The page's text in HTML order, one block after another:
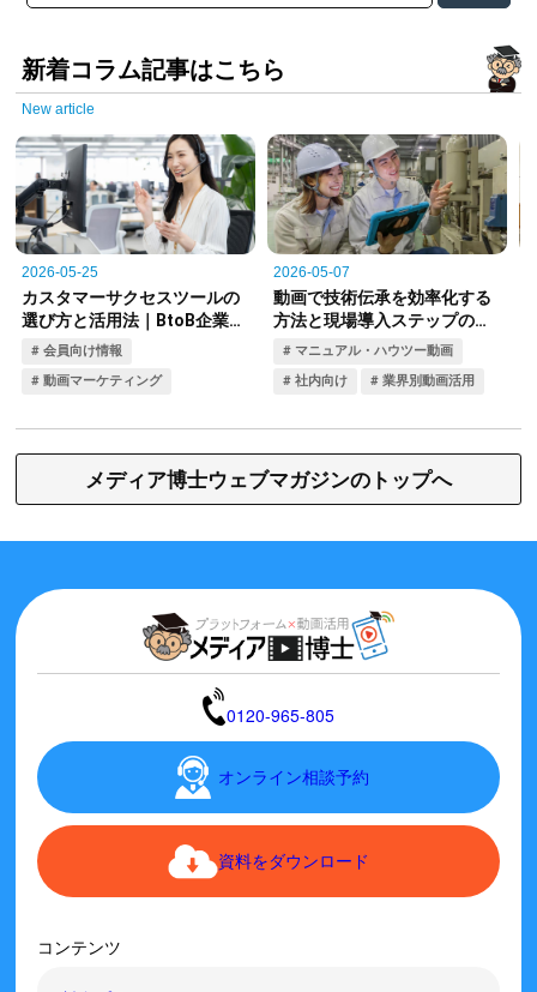
新着コラム記事はこちら
New article
メディア博士ウェブマガジンのトップへ
0120-965-805
オンライン相談予約
資料をダウンロード
コンテンツ